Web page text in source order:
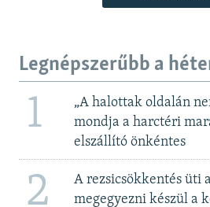
Legnépszerűbb a
1
„A halottak oldalán
mondja a harctéri
elszállító önkéntes
2
A rezsicsökkentés üti
megegyezni készül a